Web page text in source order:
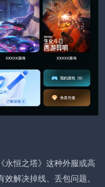
永恒之塔》这种外服或高
解决掉线、丢包问题。